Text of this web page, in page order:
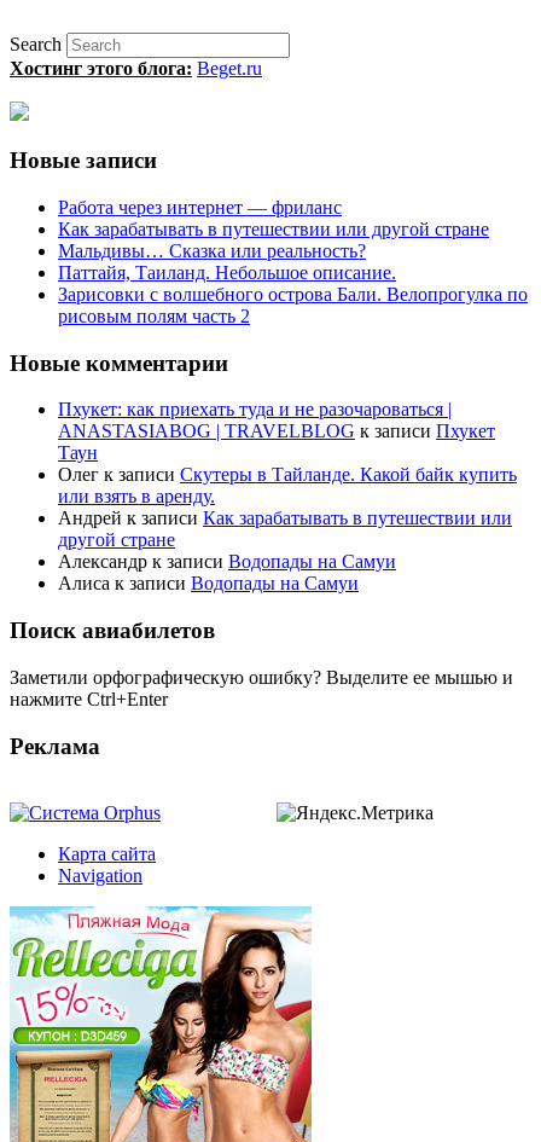
Search
Хостинг этого блога: Beget.ru
Новые записи
Работа через интернет — фриланс
Как зарабатывать в путешествии или другой стране
Мальдивы… Сказка или реальность?
Паттайя, Таиланд. Небольшое описание.
Зарисовки с волшебного острова Бали. Велопрогулка по
рисовым полям часть 2
Новые комментарии
Пхукет: как приехать туда и не разочароваться |
ANASTASIABOG | TRAVELBLOG к записи Пхукет
Таун
Олег к записи Скутеры в Тайланде. Какой байк купить
или взять в аренду.
Андрей к записи Как зарабатывать в путешествии или
другой стране
Александр к записи Водопады на Самуи
Алиса к записи Водопады на Самуи
Поиск авиабилетов
Заметили орфографическую ошибку? Выделите ее мышью и
нажмите Ctrl+Enter
Реклама
Карта сайта
Navigation